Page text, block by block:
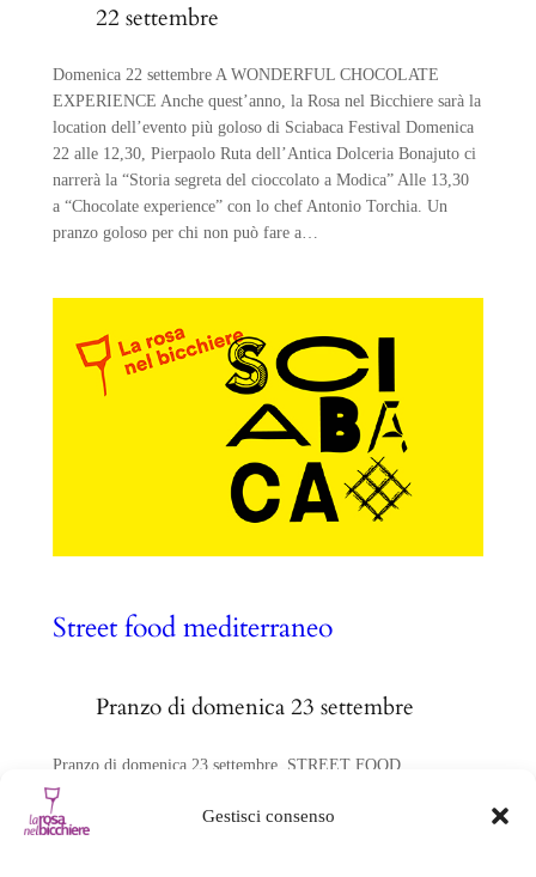
Gestisci consenso
22 settembre
Domenica 22 settembre A WONDERFUL CHOCOLATE
EXPERIENCE Anche quest’anno, la Rosa nel Bicchiere sarà la
location dell’evento più goloso di Sciabaca Festival Domenica
22 alle 12,30, Pierpaolo Ruta dell’Antica Dolceria Bonajuto ci
narrerà la “Storia segreta del cioccolato a Modica” Alle 13,30
a “Chocolate experience” con lo chef Antonio Torchia. Un
pranzo goloso per chi non può fare a…
Street food mediterraneo
Pranzo di domenica 23 settembre
Pranzo di domenica 23 settembre, STREET FOOD
MEDITERRANEO Nell’ambito dello Sciabaca Festival (vedi
programma su www.sciabaca.it) un interessante itinerario